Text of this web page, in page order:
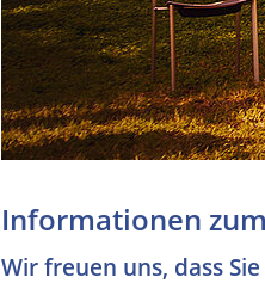
Informationen
Wir freuen uns, dass